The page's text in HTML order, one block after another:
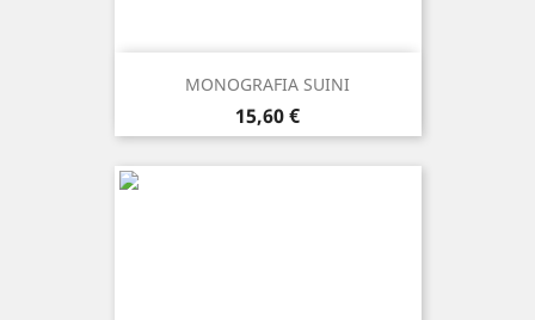
MONOGRAFIA SUINI
Prezzo
15,60 €